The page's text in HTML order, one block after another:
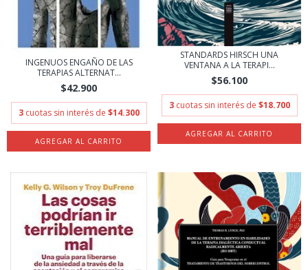
INGENUOS ENGAÑO DE LAS
TERAPIAS ALTERNAT...
$42.900
3 cuotas sin interés de $14.300
STANDARDS HIRSCH UNA
VENTANA A LA TERAPI...
$56.100
3 cuotas sin interés de $18.700